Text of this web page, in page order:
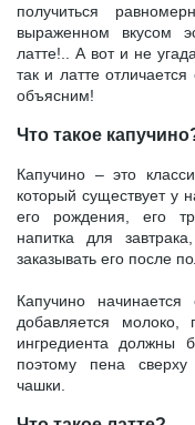
получиться
выраженном вкусом
латте!.. А вот и не
так и латте
объясним!
Что такое
Капучино – это
который существует у
его рождения, его
напитка для
заказывать его после
Капучино
добавляется
ингредиента должны
поэтому пена
чашки.